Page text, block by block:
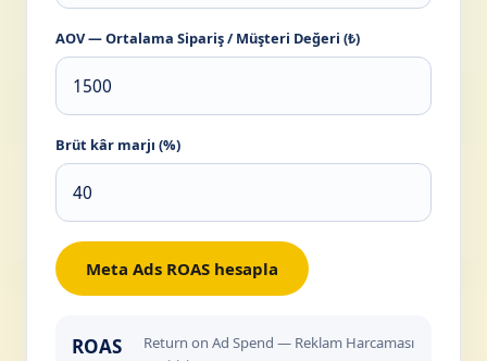
AOV — Ortalama Sipariş / Müşteri Değeri (₺)
Brüt kâr marjı (%)
Meta Ads ROAS hesapla
ROAS
Return on Ad Spend — Reklam Harcaması